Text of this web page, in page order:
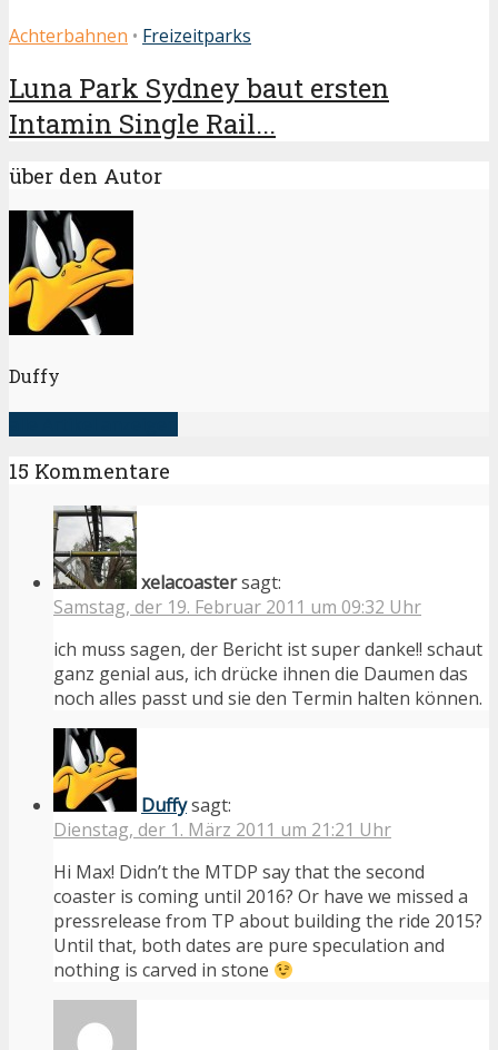
Achterbahnen • Freizeitparks
Luna Park Sydney baut ersten
Intamin Single Rail...
über den Autor
Duffy
15 Kommentare
xelacoastersagt:
Samstag, der 19. Februar 2011 um 09:32 Uhr
ich muss sagen, der Bericht ist super danke!! schaut
ganz genial aus, ich drücke ihnen die Daumen das
noch alles passt und sie den Termin halten können.
Duffysagt:
Dienstag, der 1. März 2011 um 21:21 Uhr
Hi Max! Didn’t the MTDP say that the second
coaster is coming until 2016? Or have we missed a
pressrelease from TP about building the ride 2015?
Until that, both dates are pure speculation and
nothing is carved in stone